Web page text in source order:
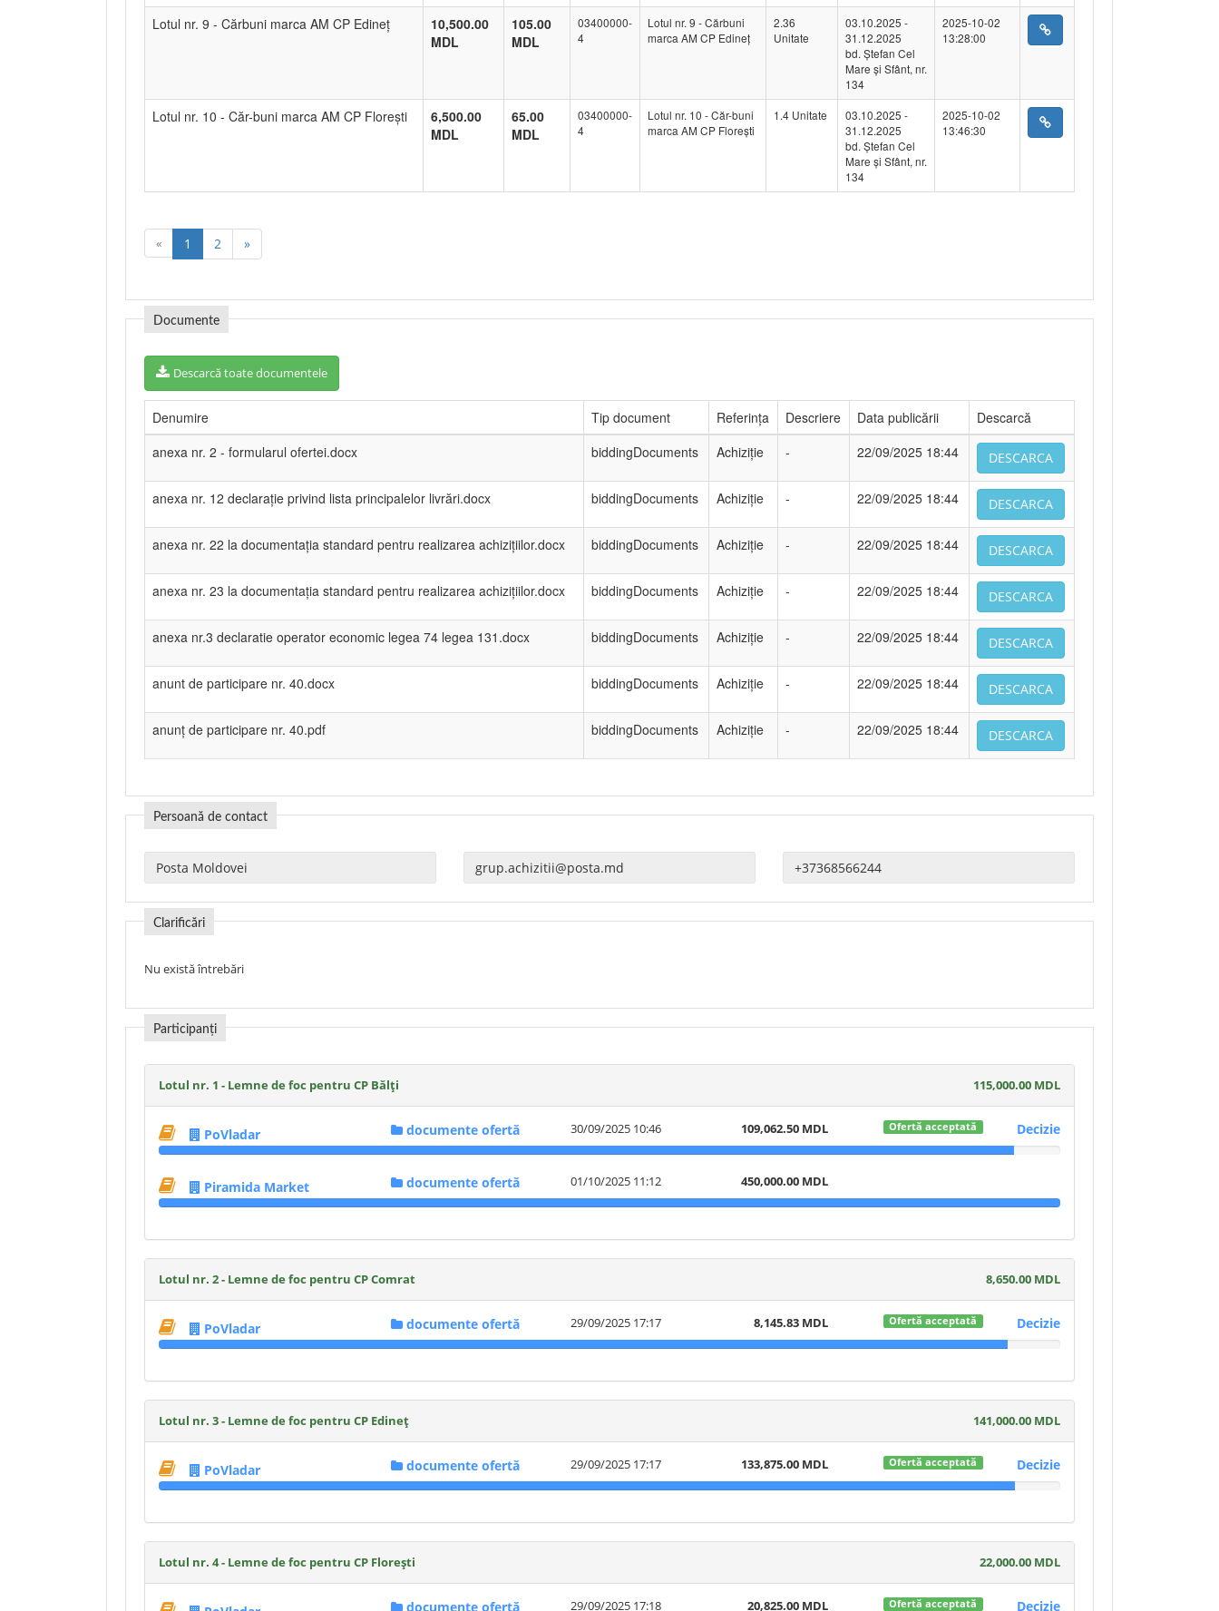
Lotul nr. 9 - Cărbuni marca AM CP Edineț
10,500.00
MDL
105.00
MDL
03400000-
4
Lotul nr. 9 - Cărbuni
marca AM CP Edineț
2.36
Unitate
03.10.2025 -
31.12.2025
bd. Ștefan Cel
Mare și Sfânt, nr.
134
2025-10-02
13:28:00
Lotul nr. 10 - Căr-buni marca AM CP Florești
6,500.00
MDL
65.00
MDL
03400000-
4
Lotul nr. 10 - Căr-buni
marca AM CP Florești
1.4 Unitate
03.10.2025 -
31.12.2025
bd. Ștefan Cel
Mare și Sfânt, nr.
134
2025-10-02
13:46:30
« 1 2 »
Documente
Descarcă toate documentele
Denumire Tip document Referința Descriere Data publicării
Descarcă
anexa nr. 2 - formularul ofertei.docx
biddingDocuments Achiziție - 22/09/2025 18:44 DESCARCA
anexa nr. 12 declarație privind lista principalelor livrări.docx biddingDocuments Achiziție - 22/09/2025 18:44 DESCARCA
anexa nr. 22 la documentația standard pentru realizarea achizițiilor.docx biddingDocuments Achiziție - 22/09/2025 18:44 DESCARCA
anexa nr. 23 la documentația standard pentru realizarea achizițiilor.docx biddingDocuments Achiziție - 22/09/2025 18:44 DESCARCA
anexa nr.3 declaratie operator economic legea 74 legea 131.docx biddingDocuments Achiziție - 22/09/2025 18:44 DESCARCA
anunt de participare nr. 40.docx biddingDocuments Achiziție - 22/09/2025 18:44 DESCARCA
anunț de participare nr. 40.pdf biddingDocuments Achiziție - 22/09/2025 18:44 DESCARCA
Persoană de contact
Clarificări
Nu există întrebări
Participanți
Lotul nr. 1 - Lemne de foc pentru CP Bălți 115,000.00 MDL
PoVladar documente ofertă 30/09/2025 10:46 109,062.50 MDL Ofertă acceptată Decizie
Piramida Market documente ofertă 01/10/2025 11:12 450,000.00 MDL
Lotul nr. 2 - Lemne de foc pentru CP Comrat 8,650.00 MDL
PoVladar documente ofertă 29/09/2025 17:17 8,145.83 MDL Ofertă acceptată Decizie
Lotul nr. 3 - Lemne de foc pentru CP Edineț 141,000.00 MDL
PoVladar documente ofertă 29/09/2025 17:17 133,875.00 MDL Ofertă acceptată Decizie
Lotul nr. 4 - Lemne de foc pentru CP Florești 22,000.00 MDL
documente ofertă 29/09/2025 17:18 20,825.00 MDL Ofertă acceptată Decizie